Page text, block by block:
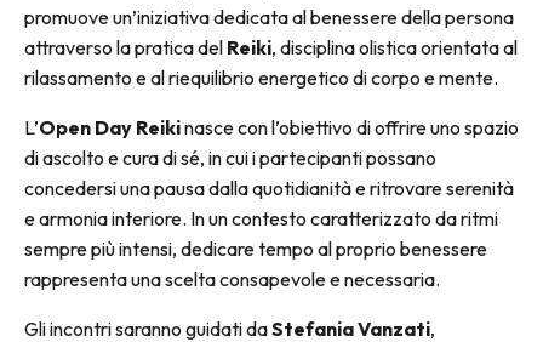
promuove un’iniziativa dedicata al benessere della persona
attraverso la pratica del Reiki, disciplina olistica orientata al
rilassamento e al riequilibrio energetico di corpo e mente.
L’Open Day Reikinasce con l’obiettivo di offrire uno spazio
di ascolto e cura di sé, in cui i partecipanti possano
concedersi una pausa dalla quotidianità e ritrovare serenità
e armonia interiore. In un contesto caratterizzato da ritmi
sempre più intensi, dedicare tempo al proprio benessere
rappresenta una scelta consapevole e necessaria.
Gli incontri saranno guidati daStefania Vanzati,